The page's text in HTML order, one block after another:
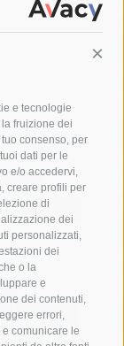
e tecnologie
fruizione dei
consenso, per
dati per le
e/o accedervi,
creare profili per
di
dei
personalizzati,
dei
o la
e
dei contenuti,
errori,
comunicare le
carabinieri
incidente